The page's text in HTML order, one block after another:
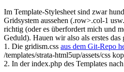
Im Template-Stylesheet sind zwar
Gridsystem aussehen (.row>.col-1
richtig (oder es überfordert mich und
Geduld). Hauen wir also als erstes
1. Die gridism.css aus dem Git-Repo
/templates/strata-html5up/assets/css
2. In der index.php des Templates nach